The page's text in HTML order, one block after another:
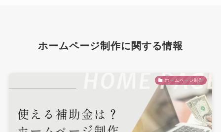
ホームページ制作に関する情報
ホームページ制作